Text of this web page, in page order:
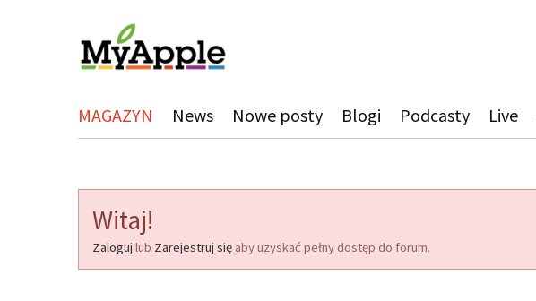
MAGAZYN News Nowe posty Blogi Podcasty Live
Witaj!
Zaloguj lub Zarejestruj się aby uzyskać pełny dostęp do forum.